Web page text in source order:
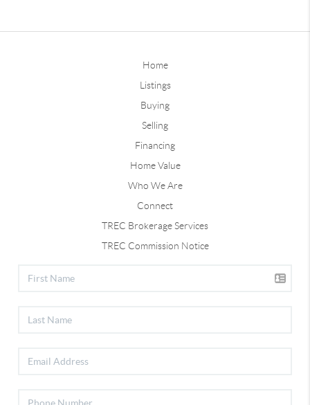
Home
Listings
Buying
Selling
Financing
Home Value
Who We Are
Connect
TREC Brokerage Services
TREC Commission Notice